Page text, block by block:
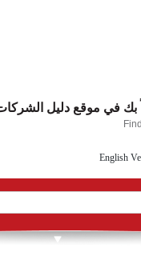
English
بك في موقع دليل